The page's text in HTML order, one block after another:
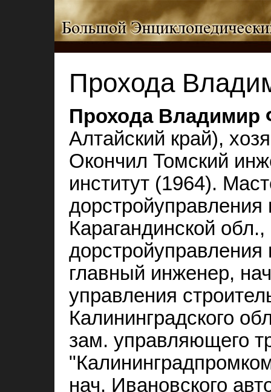
Прохода
Прохода Владимир
Алтайский край),
Окончил Томский
институт (1964).
дорстройуправления
Карагандинской
дорстройуправления
главный инженер,
управления
Калининградского
зам. управляющего
нач. Ивановского